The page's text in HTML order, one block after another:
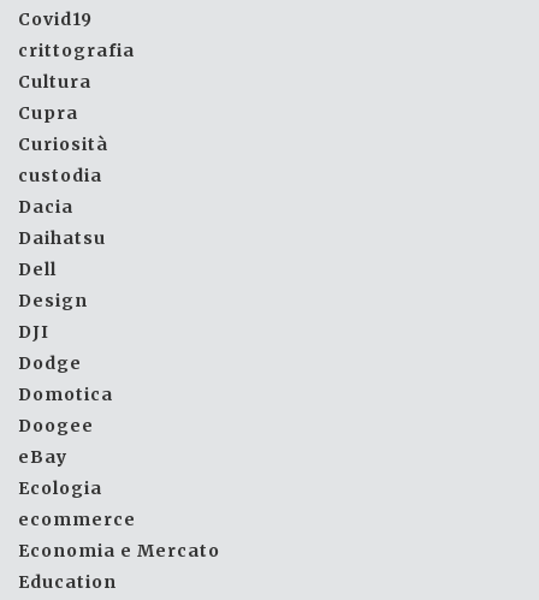
Covid19
crittografia
Cultura
Cupra
Curiosità
custodia
Dacia
Daihatsu
Dell
Design
DJI
Dodge
Domotica
Doogee
eBay
Ecologia
ecommerce
Economia e Mercato
Education